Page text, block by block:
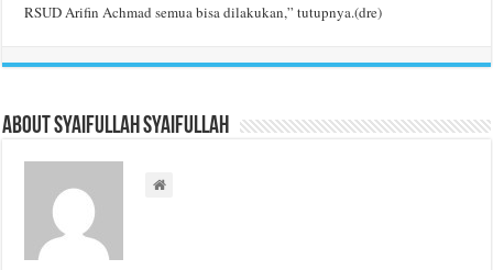
RSUD Arifin Achmad semua bisa dilakukan,” tutupnya.(dre)
About Syaifullah Syaifullah